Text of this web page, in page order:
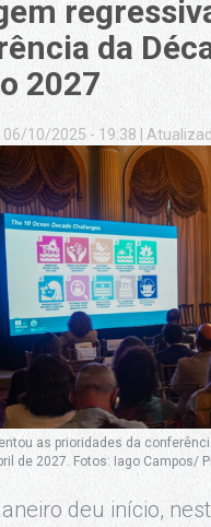
da
2027
06/10/2025 - 19:38
as prioridades da
de 2027. Fotos: Iago Campos/
deu início,